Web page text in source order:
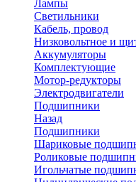
Лампы
Светильники
Кабель, провод
Низковольтное и
Аккумуляторы
Комплектующие
Мотор-редукторы
Электродвигатели
Подшипники
Назад
Подшипники
Шариковые
Роликовые
Игольчатые